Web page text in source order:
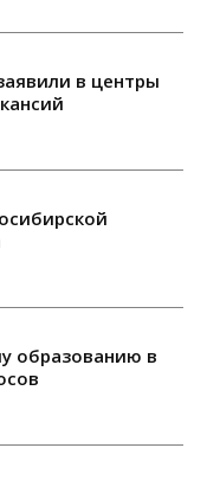
в центры
образованию в